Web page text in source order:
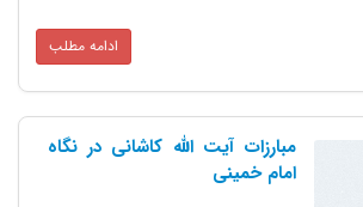
ادامه مطلب
مبارزات آیت الله کاشانی در نگاه
امام خمینی